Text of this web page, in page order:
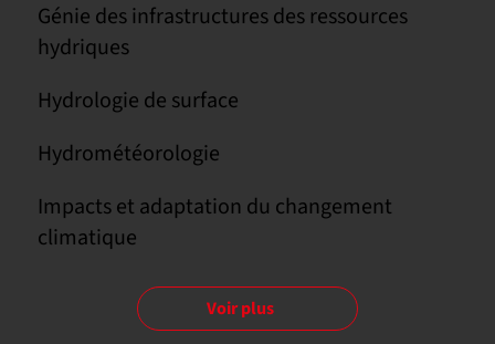
Génie des infrastructures des ressources
hydriques
Hydrologie de surface
Hydrométéorologie
Impacts et adaptation du changement
climatique
Voir plus